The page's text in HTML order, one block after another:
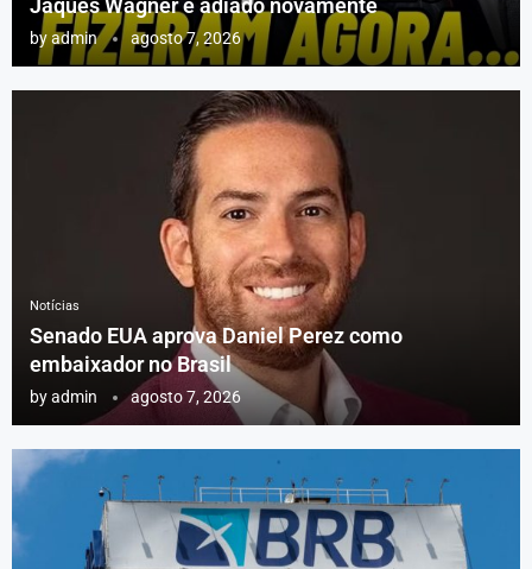
Jaques Wagner é adiado novamente
byadmin agosto 7, 2026
Notícias
Senado EUA aprova Daniel Perez como
embaixador no Brasil
byadmin agosto 7, 2026